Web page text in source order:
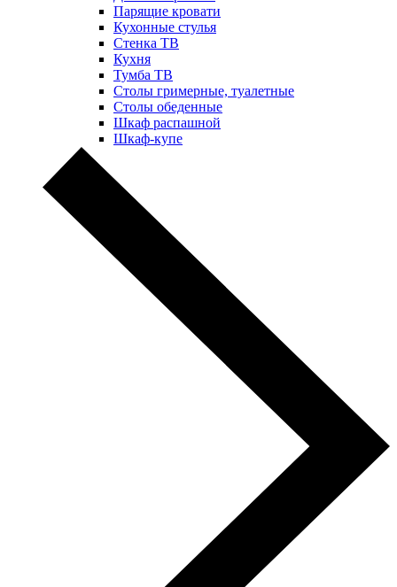
Парящие кровати
Кухонные стулья
Стенка ТВ
Кухня
Тумба ТВ
Столы гримерные, туалетные
Столы обеденные
Шкаф распашной
Шкаф-купе